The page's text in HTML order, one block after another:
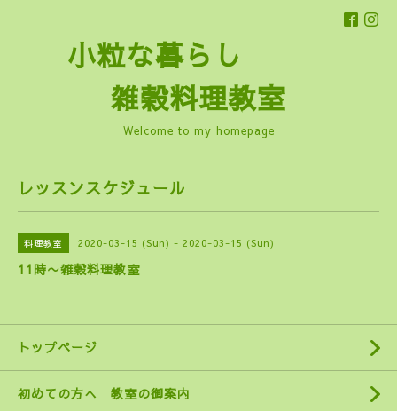
小粒な暮らし
雑穀料理教室
Welcome to my homepage
レッスンスケジュール
料理教室 2020-03-15 (Sun) - 2020-03-15 (Sun)
11時〜雑穀料理教室
トップページ
初めての方へ 教室の御案内